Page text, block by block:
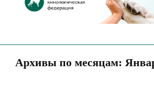
Архивы по месяцам: